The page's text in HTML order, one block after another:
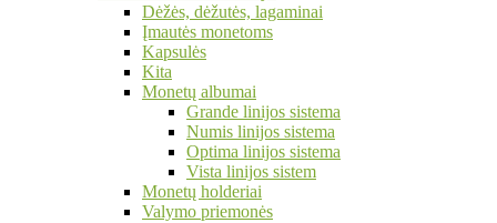
Dėžės, dėžutės, lagaminai
Įmautės monetoms
Kapsulės
Kita
Monetų albumai
Grande linijos sistema
Numis linijos sistema
Optima linijos sistema
Vista linijos sistem
Monetų holderiai
Valymo priemonės